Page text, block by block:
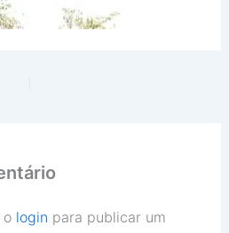
o login para publicar um